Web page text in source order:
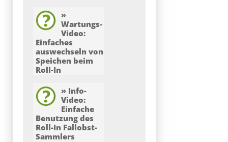
(PDF) >>
»
Wartungs-
Video:
Einfaches
auswechseln von
Speichen beim
Roll-In
Alle Teile des YERD Roll-
In Fallobst-Sammlers sind
leicht auswechelbar und
können bei uns
nachbestellt werden. Hier
» Info-
Video:
Einfache
Benutzung des
Roll-In Fallobst-
Sammlers